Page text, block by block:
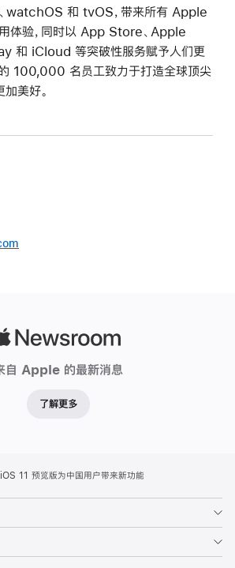
watchOS 和 tvOS，带来所有 Apple
体验，同时以 App Store、Apple
和 iCloud 等突破性服务赋予人们更
100,000 名员工致力于打造全球顶尖
美好。
自 Apple 的最新消息
了解更多
iOS 11 预览版为中国用户带来新功能